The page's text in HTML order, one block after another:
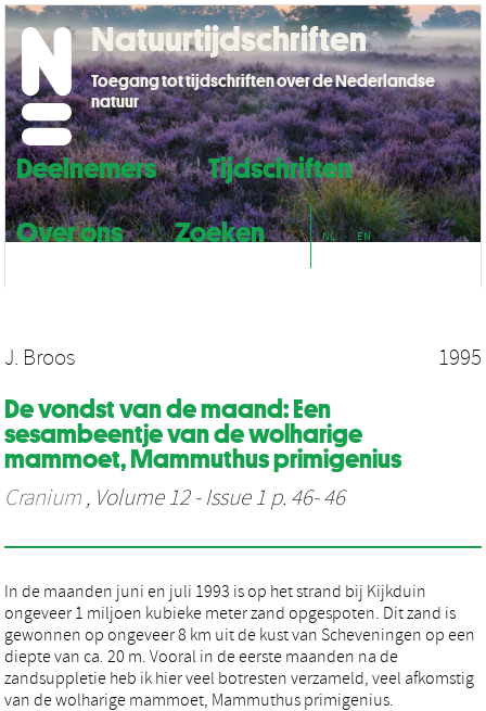
Deelnemers
Tijdschriften
Over ons
Zoeken NL EN
Natuurtijdschriften
Toegang tot tijdschriften over de Nederlandse
natuur
J. Broos 1995
De vondst van de maand: Een
sesambeentje van de wolharige
mammoet, Mammuthus primigenius
Cranium , Volume 12 - Issue 1 p. 46- 46
In de maanden juni en juli 1993 is op het strand bij Kijkduin
ongeveer 1 miljoen kubieke meter zand opgespoten. Dit zand is
gewonnen op ongeveer 8 km uit de kust van Scheveningen op een
diepte van ca. 20 m. Vooral in de eerste maanden na de
zandsuppletie heb ik hier veel botresten verzameld, veel afkomstig
van de wolharige mammoet, Mammuthus primigenius.